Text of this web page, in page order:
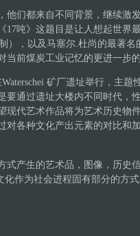
他们都来自不同背景，继续激
17吨》这题目是让人想起世界
制），以及马塞尔.杜尚的最著
当前煤炭工业记忆的更进一步
矿厂遗址举行，主题
要通过遗址大楼内不同时代，
现代艺术作品将为艺术历史物
对各种文化产出元素的对比和
式产生的艺术品，图像，历史
作为社会进程固有部分的方